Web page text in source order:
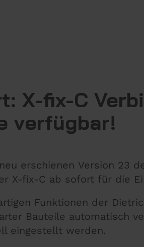
X-fix-C
verfügbar!
erschienen Version 23
X-fix-C ab sofort für die
Funktionen der
Bauteile automatisch
eingestellt werden.